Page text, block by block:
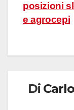
posizioni
e agrocepi
Di